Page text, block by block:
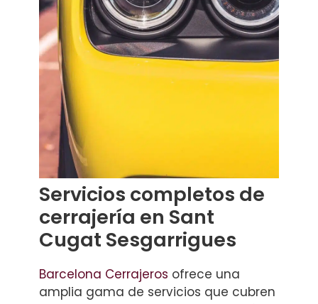
Servicios completos de
cerrajería en Sant
Cugat Sesgarrigues
Barcelona Cerrajeros ofrece una
amplia gama de servicios que cubren